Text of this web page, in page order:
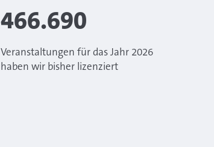
466.690
Veranstaltungen für das Jahr 2026
haben wir bisher lizenziert